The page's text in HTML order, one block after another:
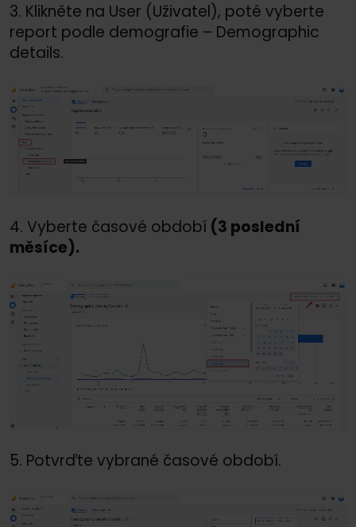
3. Klikněte na User (Uživatel), poté vyberte
report podle demografie – Demographic
details.
4. Vyberte časové období (3 poslední
měsíce).
5. Potvrďte vybrané časové období.